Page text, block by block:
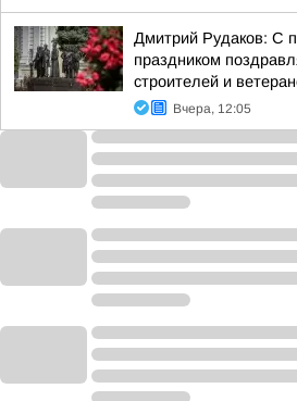
Дмитрий Рудаков: С
праздником
строителей и
Вчера, 12:05